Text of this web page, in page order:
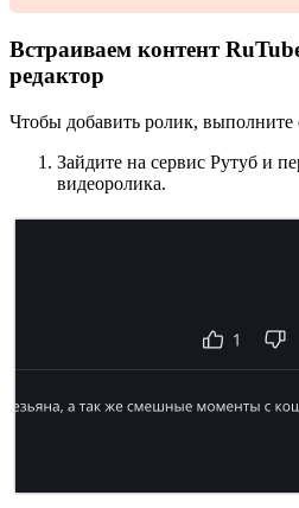
Встраиваем контент
редактор
Чтобы добавить ролик,
Зайдите на сервис Рутуб и
видеоролика.